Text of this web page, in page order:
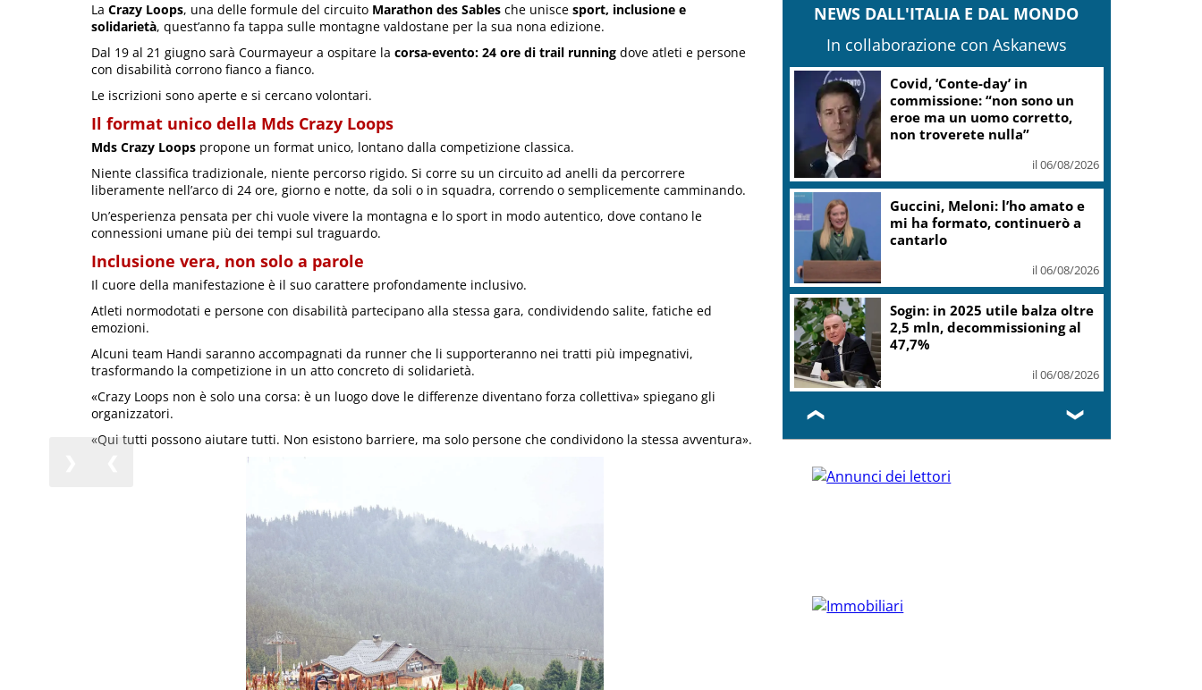
La Crazy Loops, una delle formule del circuito Marathon des Sables che unisce sport, inclusione e
solidarietà, quest’anno fa tappa sulle montagne valdostane per la sua nona edizione.
Dal 19 al 21 giugno sarà Courmayeur a ospitare la corsa-evento: 24 ore di trail running dove atleti e persone
con disabilità corrono fianco a fianco.
Le iscrizioni sono aperte e si cercano volontari.
Il format unico della Mds Crazy Loops
Mds Crazy Loops propone un format unico, lontano dalla competizione classica.
Niente classifica tradizionale, niente percorso rigido. Si corre su un circuito ad anelli da percorrere
liberamente nell’arco di 24 ore, giorno e notte, da soli o in squadra, correndo o semplicemente camminando.
Un’esperienza pensata per chi vuole vivere la montagna e lo sport in modo autentico, dove contano le
connessioni umane più dei tempi sul traguardo.
Inclusione vera, non solo a parole
Il cuore della manifestazione è il suo carattere profondamente inclusivo.
Atleti normodotati e persone con disabilità partecipano alla stessa gara, condividendo salite, fatiche ed
emozioni.
Alcuni team Handi saranno accompagnati da runner che li supporteranno nei tratti più impegnativi,
trasformando la competizione in un atto concreto di solidarietà.
«Crazy Loops non è solo una corsa: è un luogo dove le differenze diventano forza collettiva» spiegano gli
organizzatori.
«Qui tutti possono aiutare tutti. Non esistono barriere, ma solo persone che condividono la stessa avventura».
NEWS DALL'ITALIA E DAL MONDO
In collaborazione con Askanews
Covid, ‘Conte-day’ in
commissione: “non sono un
eroe ma un uomo corretto,
non troverete nulla”
il 06/08/2026
Guccini, Meloni: l’ho amato e
mi ha formato, continuerò a
cantarlo
il 06/08/2026
Sogin: in 2025 utile balza oltre
2,5 mln, decommissioning al
47,7%
il 06/08/2026
❮ ❯